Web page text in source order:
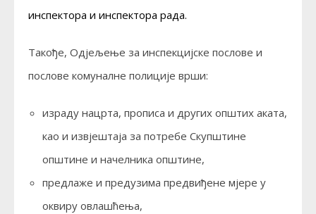
инспектора и инспектора рада.
Такође, Одјељење за инспекцијске послове и
послове комуналне полиције врши:
израду нацрта, прописа и других општих аката,
као и извјештаја за потребе Скупштине
општине и начелника општине,
предлаже и предузима предвиђене мјере у
оквиру овлашћења,